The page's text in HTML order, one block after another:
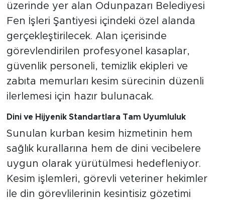
üzerinde yer alan Odunpazarı Belediyesi
Fen İşleri Şantiyesi içindeki özel alanda
gerçekleştirilecek. Alan içerisinde
görevlendirilen profesyonel kasaplar,
güvenlik personeli, temizlik ekipleri ve
zabıta memurları kesim sürecinin düzenli
ilerlemesi için hazır bulunacak.
Dini ve Hijyenik Standartlara Tam Uyumluluk
Sunulan kurban kesim hizmetinin hem
sağlık kurallarına hem de dini vecibelere
uygun olarak yürütülmesi hedefleniyor.
Kesim işlemleri, görevli veteriner hekimler
ile din görevlilerinin kesintisiz gözetimi